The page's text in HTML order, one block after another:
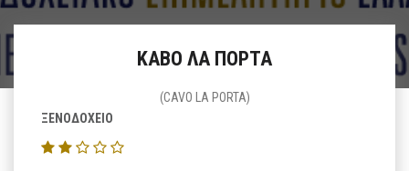
ΚΑΒΟ ΛΑ ΠΟΡΤΑ
(CAVO LA PORTA)
ΞΕΝΟΔΟΧΕΙΟ